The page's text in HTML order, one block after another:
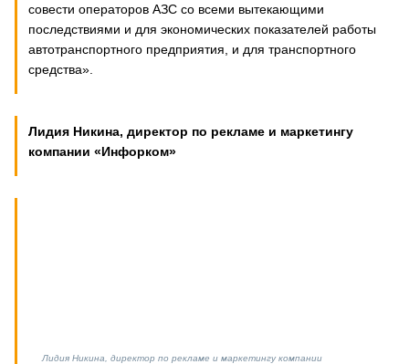
совести операторов АЗС со всеми вытекающими
последствиями и для экономических показателей работы
автотранспортного предприятия, и для транспортного
средства».
Лидия Никина, директор по рекламе и маркетингу
компании «Инфорком»
Лидия Никина, директор по рекламе и маркетингу компании